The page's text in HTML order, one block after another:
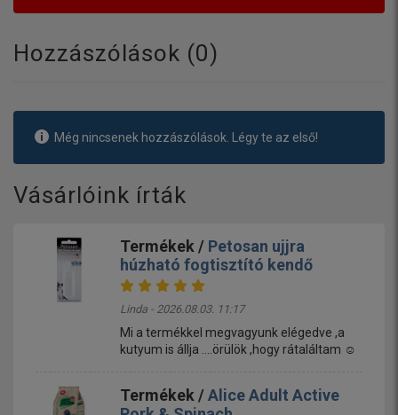
Hozzászólások (0)
Még nincsenek hozzászólások. Légy te az első!
Vásárlóink írták
Termékek / Petosan ujjra
húzható fogtisztító kendő
Linda - 2026.08.03. 11:17
Mi a termékkel megvagyunk elégedve ,a
kutyum is állja ....örülök ,hogy rátaláltam ☺️
Termékek /Alice Adult Active